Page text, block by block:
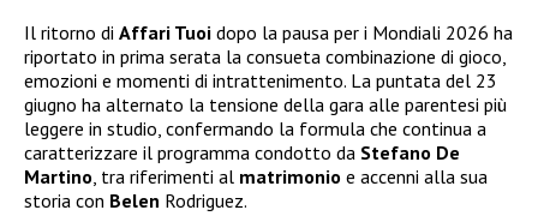
Il ritorno di Affari Tuoi dopo la pausa per i Mondiali 2026 ha
riportato in prima serata la consueta combinazione di gioco,
emozioni e momenti di intrattenimento. La puntata del 23
giugno ha alternato la tensione della gara alle parentesi più
leggere in studio, confermando la formula che continua a
caratterizzare il programma condotto da Stefano De
Martino, tra riferimenti al matrimonio e accenni alla sua
storia con Belen Rodriguez.